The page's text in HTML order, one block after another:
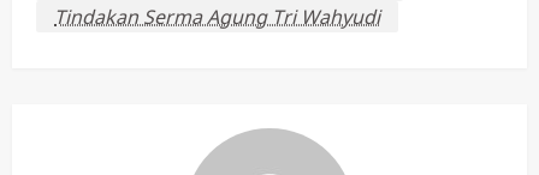
Tindakan Serma Agung Tri Wahyudi